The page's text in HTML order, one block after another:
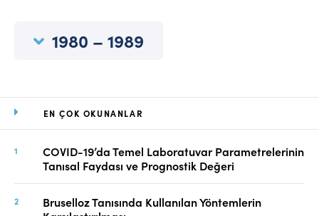
EN ÇOK OKUNANLAR
COVID-19’da Temel Laboratuvar Parametrelerinin
Tanısal Faydası ve Prognostik Değeri
Bruselloz Tanısında Kullanılan Yöntemlerin
1980 – 1989